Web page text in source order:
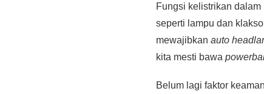
Fungsi kelistrikan
seperti lampu dan
mewajibkan auto
kita mesti bawa
Belum lagi faktor